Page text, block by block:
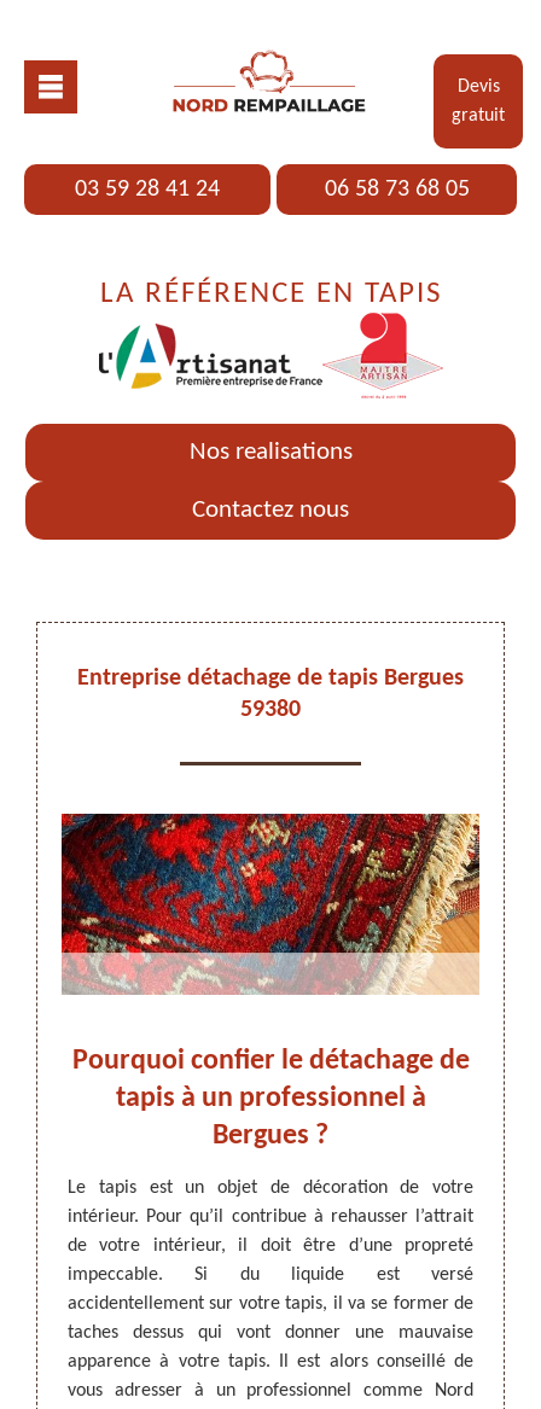
Devis
gratuit
03 59 28 41 24 06 58 73 68 05
LA RÉFÉRENCE EN TAPIS
Nos realisations
Contactez nous
ARTISAN DEZITTER, REMPAILLAGE -
CANNAGE - RECOLLAGE, 59 NORD
Entreprise détachage de tapis Bergues
59380
!
être
et
être
tapis
vous
Pourquoi confier le détachage de
tapis à un professionnel à
Bergues ?
Le tapis est un objet de décoration de votre
intérieur. Pour qu’il contribue à rehausser l’attrait
de votre intérieur, il doit être d’une propreté
impeccable. Si du liquide est versé
accidentellement sur votre tapis, il va se former de
taches dessus qui vont donner une mauvaise
apparence à votre tapis. Il est alors conseillé de
vous adresser à un professionnel comme Nord
Le
faut